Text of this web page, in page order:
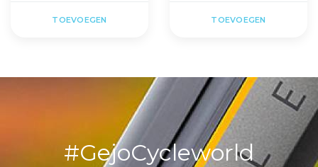
TOEVOEGEN TOEVOEGEN
#GejoCycleworld